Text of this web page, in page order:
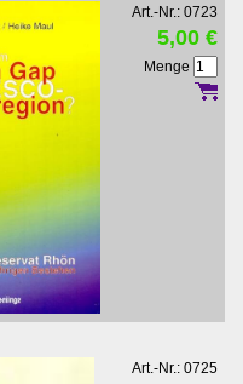
Art.-Nr.: 0723
5,00 €
Menge
Art.-Nr.: 0725